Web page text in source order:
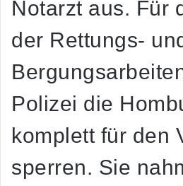
Notarzt aus. Für
der Rettungs-
Polizei die
komplett für den
sperren. Sie